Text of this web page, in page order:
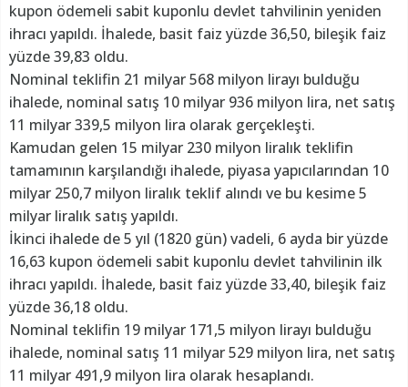
kupon ödemeli sabit kuponlu devlet tahvilinin yeniden
ihracı yapıldı. İhalede, basit faiz yüzde 36,50, bileşik faiz
yüzde 39,83 oldu.
Nominal teklifin 21 milyar 568 milyon lirayı bulduğu
ihalede, nominal satış 10 milyar 936 milyon lira, net satış
11 milyar 339,5 milyon lira olarak gerçekleşti.
Kamudan gelen 15 milyar 230 milyon liralık teklifin
tamamının karşılandığı ihalede, piyasa yapıcılarından 10
milyar 250,7 milyon liralık teklif alındı ve bu kesime 5
milyar liralık satış yapıldı.
İkinci ihalede de 5 yıl (1820 gün) vadeli, 6 ayda bir yüzde
16,63 kupon ödemeli sabit kuponlu devlet tahvilinin ilk
ihracı yapıldı. İhalede, basit faiz yüzde 33,40, bileşik faiz
yüzde 36,18 oldu.
Nominal teklifin 19 milyar 171,5 milyon lirayı bulduğu
ihalede, nominal satış 11 milyar 529 milyon lira, net satış
11 milyar 491,9 milyon lira olarak hesaplandı.